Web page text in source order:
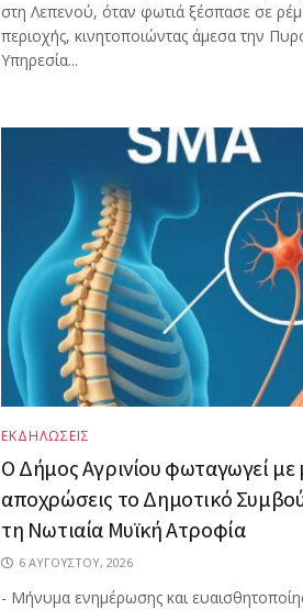
στη Λεπενού, όταν φωτιά ξέσπασε σε
περιοχής, κινητοποιώντας άμεσα την
Υπηρεσία...
ΕΚΔΗΛΩΣΕΙΣ
Ο Δήμος Αγρινίου φωταγωγεί
αποχρώσεις το Δημοτικό
τη Νωτιαία Μυϊκή Ατροφία
6 ΑΥΓΟΎΣΤΟΥ, 2026
- Μήνυμα ενημέρωσης και